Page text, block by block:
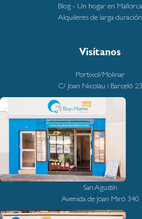
Blog - Un hogar en Mallorca
Alquileres de larga duración
Visítanos
Portixol/Molinar
C/ Joan Nicolau i Barceló 23
San Agustín
Avenida de Joan Miró 340